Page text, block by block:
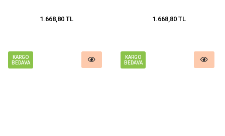
1.668,80 TL 1.668,80 TL
KARGO
BEDAVA
KARGO
BEDAVA